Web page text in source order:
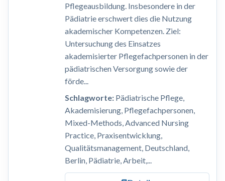
Pflegeausbildung. Insbesondere in der
Pädiatrie erschwert dies die Nutzung
akademischer Kompetenzen. Ziel:
Untersuchung des Einsatzes
akademisierter Pflegefachpersonen in der
pädiatrischen Versorgung sowie der
förde...
Schlagworte:Pädiatrische Pflege,
Akademisierung, Pflegefachpersonen,
Mixed-Methods, Advanced Nursing
Practice, Praxisentwicklung,
Qualitätsmanagement, Deutschland,
Berlin, Pädiatrie, Arbeit,...